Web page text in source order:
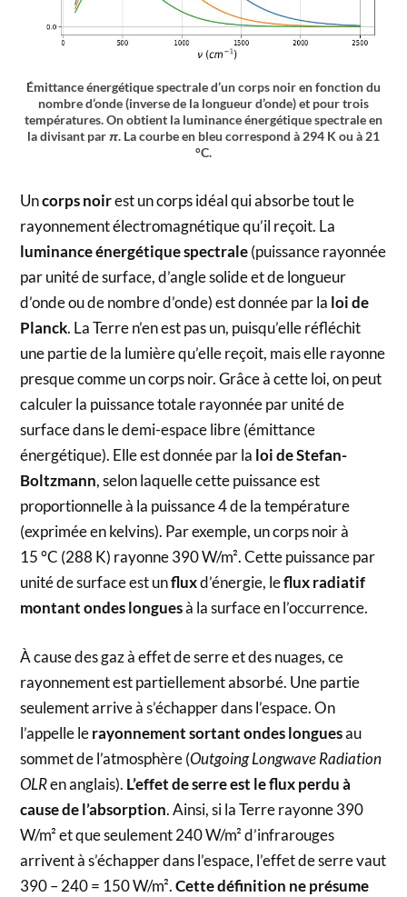
Émittance énergétique spectrale d’un corps noir en fonction du
nombre d’onde (inverse de la longueur d’onde) et pour trois
températures. On obtient la luminance énergétique spectrale en
la divisant par π. La courbe en bleu correspond à 294 K ou à 21
°C.
Uncorps noirest un corps idéal qui absorbe tout le
rayonnement électromagnétique qu’il reçoit. La
luminance énergétique spectrale(puissance rayonnée
par unité de surface, d’angle solide et de longueur
d’onde ou de nombre d’onde) est donnée par la loi de
Planck. La Terre n’en est pas un, puisqu’elle réfléchit
une partie de la lumière qu’elle reçoit, mais elle rayonne
presque comme un corps noir. Grâce à cette loi, on peut
calculer la puissance totale rayonnée par unité de
surface dans le demi-espace libre (émittance
énergétique). Elle est donnée par la loi de Stefan-
Boltzmann, selon laquelle cette puissance est
proportionnelle à la puissance 4 de la température
(exprimée en kelvins). Par exemple, un corps noir à
15 °C (288 K) rayonne 390 W/m². Cette puissance par
unité de surface est unfluxd’énergie, leflux radiatif
montant ondes longuesà la surface en l’occurrence.
À cause des gaz à effet de serre et des nuages, ce
rayonnement est partiellement absorbé. Une partie
seulement arrive à s’échapper dans l’espace. On
l’appelle lerayonnement sortant ondes longuesau
sommet de l’atmosphère (Outgoing Longwave Radiation
OLRen anglais). L’effet de serre est le flux perdu à
cause de l’absorption. Ainsi, si la Terre rayonne 390
W/m² et que seulement 240 W/m² d’infrarouges
arrivent à s’échapper dans l’espace, l’effet de serre vaut
390 – 240 = 150 W/m².Cette définition ne présume